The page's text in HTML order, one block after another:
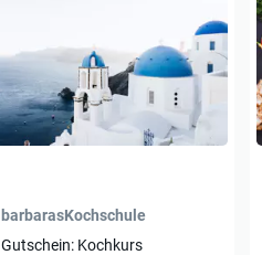
barbarasKochschule
Gutschein: Kochkurs